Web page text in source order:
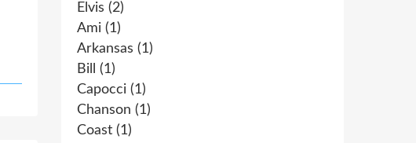
Elvis (2)
Ami (1)
Arkansas (1)
Bill
(1)
Capocci (1)
Chanson (1)
Coast (1)